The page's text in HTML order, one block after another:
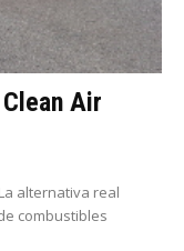
Air
alternativa real
combustibles